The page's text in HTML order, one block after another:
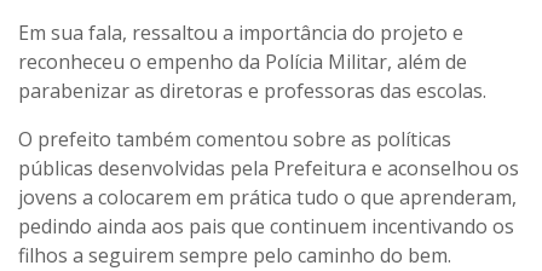
Em sua fala, ressaltou a importância do projeto e
reconheceu o empenho da Polícia Militar, além de
parabenizar as diretoras e professoras das escolas.
O prefeito também comentou sobre as políticas
públicas desenvolvidas pela Prefeitura e aconselhou os
jovens a colocarem em prática tudo o que aprenderam,
pedindo ainda aos pais que continuem incentivando os
filhos a seguirem sempre pelo caminho do bem.